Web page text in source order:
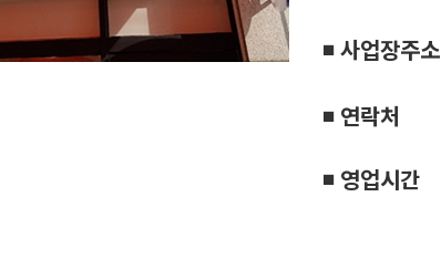
◾ 사업장주소
◾ 연락처
◾ 영업시간